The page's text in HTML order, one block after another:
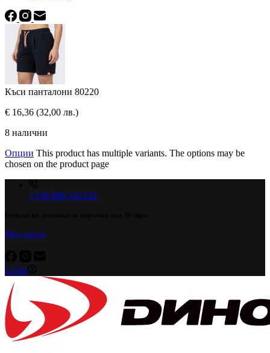
Къси панталони 80220
€ 16,36 (32,00 лв.)
8 налични
Опции This product has multiple variants. The options may be
chosen on the product page
+359 898 541534
Магазини
Login